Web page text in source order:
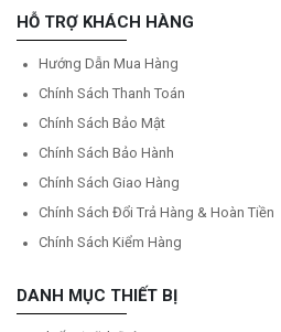
HỖ TRỢ KHÁCH HÀNG
Hướng Dẫn Mua Hàng
Chính Sách Thanh Toán
Chính Sách Bảo Mật
Chính Sách Bảo Hành
Chính Sách Giao Hàng
Chính Sách Đổi Trả Hàng & Hoàn Tiền
Chính Sách Kiểm Hàng
DANH MỤC THIẾT BỊ